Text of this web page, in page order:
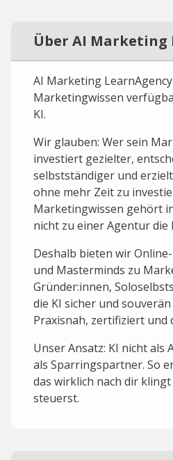
Über AI Marketing
AI Marketing
Marketingwissen
KI.
Wir glauben: Wer sein
investiert gezielter,
selbstständiger und
ohne mehr Zeit zu
Marketingwissen gehört
nicht zu einer Agentur die
Deshalb bieten wir
und Masterminds zu
Gründer:innen,
die KI sicher und
Praxisnah, zertifiziert und
Unser Ansatz: KI nicht als
als Sparringspartner. So
das wirklich nach dir
steuerst.